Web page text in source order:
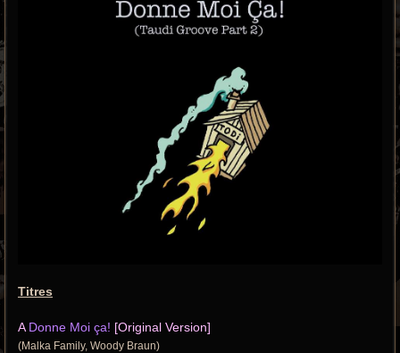
Titres
A Donne Moi ça! [Original Version]
(Malka Family, Woody Braun)